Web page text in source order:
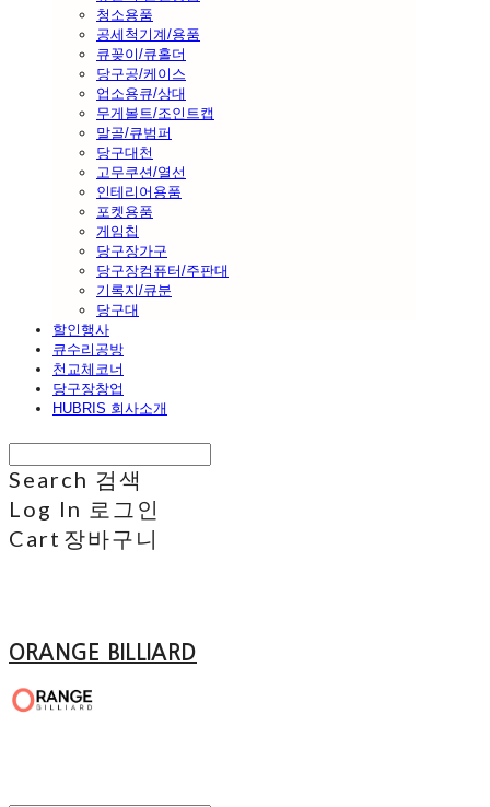
청소용품
공세척기계/용품
큐꽂이/큐홀더
당구공/케이스
업소용큐/상대
무게볼트/조인트캡
말골/큐범퍼
당구대천
고무쿠션/열선
인테리어용품
포켓용품
게임칩
당구장가구
당구장컴퓨터/주판대
기록지/큐분
당구대
할인행사
큐수리공방
천교체코너
당구장창업
HUBRIS 회사소개
Search 검색
Log In 로그인
Cart 장바구니
ORANGE BILLIARD